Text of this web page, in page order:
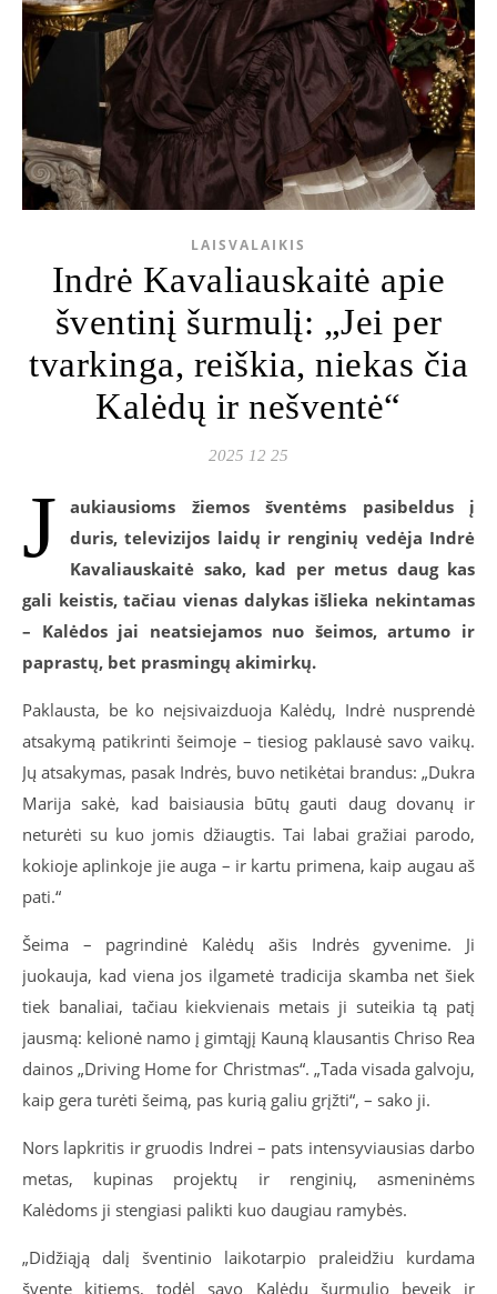
LAISVALAIKIS
Indrė Kavaliauskaitė apie
šventinį šurmulį: „Jei per
tvarkinga, reiškia, niekas čia
Kalėdų ir nešventė“
2025 12 25
J
aukiausioms žiemos šventėms pasibeldus į
duris, televizijos laidų ir renginių vedėja Indrė
Kavaliauskaitė sako, kad per metus daug kas
gali keistis, tačiau vienas dalykas išlieka nekintamas
– Kalėdos jai neatsiejamos nuo šeimos, artumo ir
paprastų, bet prasmingų akimirkų.
Paklausta, be ko neįsivaizduoja Kalėdų, Indrė nusprendė
atsakymą patikrinti šeimoje – tiesiog paklausė savo vaikų.
Jų atsakymas, pasak Indrės, buvo netikėtai brandus: „Dukra
Marija sakė, kad baisiausia būtų gauti daug dovanų ir
neturėti su kuo jomis džiaugtis. Tai labai gražiai parodo,
kokioje aplinkoje jie auga – ir kartu primena, kaip augau aš
pati.“
Šeima – pagrindinė Kalėdų ašis Indrės gyvenime. Ji
juokauja, kad viena jos ilgametė tradicija skamba net šiek
tiek banaliai, tačiau kiekvienais metais ji suteikia tą patį
jausmą: kelionė namo į gimtąjį Kauną klausantis Chriso Rea
dainos „Driving Home for Christmas“. „Tada visada galvoju,
kaip gera turėti šeimą, pas kurią galiu grįžti“, – sako ji.
Nors lapkritis ir gruodis Indrei – pats intensyviausias darbo
metas, kupinas projektų ir renginių, asmeninėms
Kalėdoms ji stengiasi palikti kuo daugiau ramybės.
„Didžiąją dalį šventinio laikotarpio praleidžiu kurdama
šventę kitiems, todėl savo Kalėdų šurmulio beveik ir